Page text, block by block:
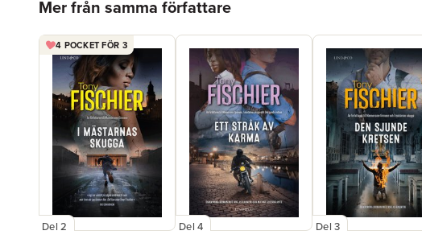
Mer från samma författare
4 POCKET FÖR 3
Del 2 Del 4 Del 3